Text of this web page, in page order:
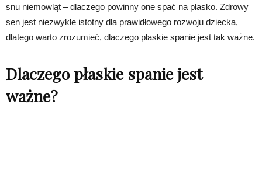
snu niemowląt – dlaczego powinny one spać na płasko. Zdrowy
sen jest niezwykle istotny dla prawidłowego rozwoju dziecka,
dlatego warto zrozumieć, dlaczego płaskie spanie jest tak ważne.
Dlaczego płaskie spanie jest
ważne?